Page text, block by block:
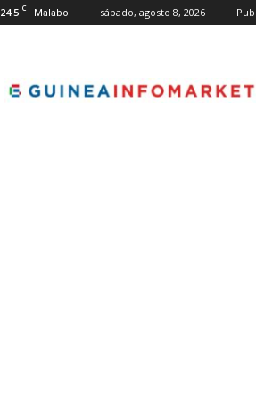
24.5 C Malabo sábado, agosto 8, 2026